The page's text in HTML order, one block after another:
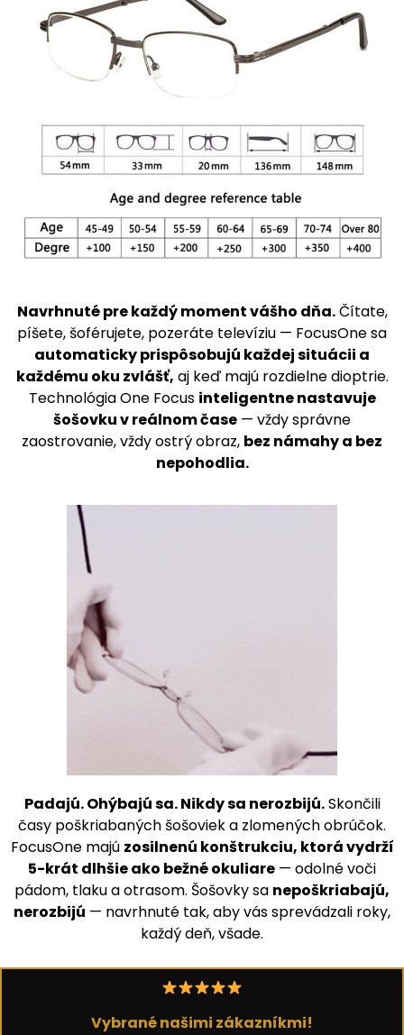
Navrhnuté pre každý moment vášho dňa.Čítate,
píšete, šoférujete, pozeráte televíziu — FocusOne sa
automaticky prispôsobujú každej situácii a
každému oku zvlášť, aj keď majú rozdielne dioptrie.
Technológia One Focus inteligentne nastavuje
šošovku v reálnom čase — vždy správne
zaostrovanie, vždy ostrý obraz, bez námahy a bez
nepohodlia.
Padajú. Ohýbajú sa. Nikdy sa nerozbijú.Skončili
časy poškriabaných šošoviek a zlomených obrúčok.
FocusOne majú zosilnenú konštrukciu, ktorá vydrží
5-krát dlhšie ako bežné okuliare — odolné voči
pádom, tlaku a otrasom. Šošovky sa nepoškriabajú,
nerozbijú — navrhnuté tak, aby vás sprevádzali roky,
každý deň, všade.
Vybrané našimi zákazníkmi!